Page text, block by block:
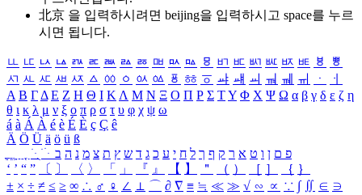
北京 을 입력하시려면 beijing을 입력하시고 space를 누르
시면 됩니다.
ㅥ ㅦ ㅧ ㅨ ㅩ ㅪ ㅫ ㅬ ㅭ ㅮ ㅯ ㅰ ㅱ ㅲ ㅳ ㅴ ㅵ ㅶ ㅷ ㅸ
ㅹ
ㅺ ㅻ ㅼ ㅽ ㅾ ㅿ ㆀ ㆁ ㆂ ㆃ ㆄ ㆅ ㆆ ㆇ ㆈ ㆉ ㆊ ㆋ ㆌ ㆍ
ㆎ
Α Β ΓΔ Ε Ζ Η Θ Ι ΚΛ Μ Ν Ξ Ο Π Ρ Σ ΤΥ Φ Χ Ψ Ω α β γ δ ε ζ η
θ ι κ λ μ ν ξ ο π ρ σ τ υ φ χ ψ ω
á à Á À é è É È ç Ç ê
Ä Ö Ü ä ö ü ß
ִֶֹ ֻּ ׁׂ פ ם ן ו ט א ר ק ף ך ל ח י ע כ ג ד ש ץ ת צ מ נ ה ב
‘ ’ “ ” 〔 〕 〈 〉 「 」 『 』 【 】 ＂ （ ） ［ ］ ｛ ｝
± × ÷ ≠ ≤ ≥ ∞ ∴ ♂ ♀ ∠ ⊥ ⌒ ∂ ∇ ≡ ≒ ≪ ≫ √ ∽ ∝ ∵ ∫ ∬ ∈ ∋